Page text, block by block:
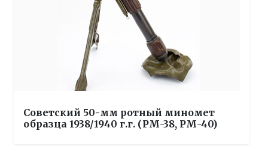
Советский 50-мм ротный миномет
образца 1938/1940 г.г. (РМ-38, РМ-40)